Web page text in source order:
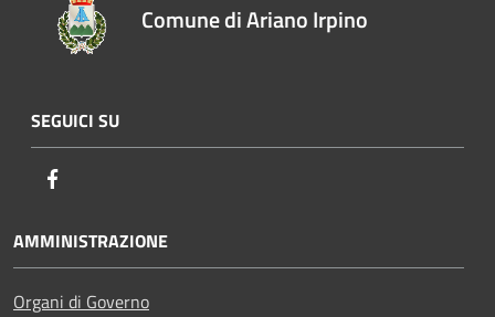
Comune di Ariano Irpino
SEGUICI SU
AMMINISTRAZIONE
Organi di Governo